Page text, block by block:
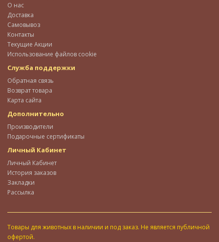
О нас
Доставка
Самовывоз
Контакты
Текущие Акции
Использование файлов cookie
Служба поддержки
Обратная связь
Возврат товара
Карта сайта
Дополнительно
Производители
Подарочные сертификаты
Личный Кабинет
Личный Кабинет
История заказов
Закладки
Рассылка
Товары для животных в наличии и под заказ. Не является публичной
офертой.